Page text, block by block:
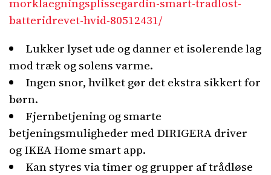
batteridrevet-hvid-80512431/
Lukker lyset ude og danner et isolerende lag
mod træk og solens varme.
Ingen snor, hvilket gør det ekstra sikkert for
børn.
Fjernbetjening og smarte
betjeningsmuligheder med DIRIGERA driver
og IKEA Home smart app.
Kan styres via timer og grupper af trådløse